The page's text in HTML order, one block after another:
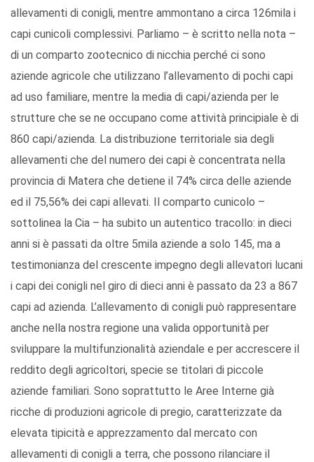
allevamenti di conigli, mentre ammontano a circa 126mila i
capi cunicoli complessivi. Parliamo – è scritto nella nota –
di un comparto zootecnico di nicchia perché ci sono
aziende agricole che utilizzano l’allevamento di pochi capi
ad uso familiare, mentre la media di capi/azienda per le
strutture che se ne occupano come attività principiale è di
860 capi/azienda. La distribuzione territoriale sia degli
allevamenti che del numero dei capi è concentrata nella
provincia di Matera che detiene il 74% circa delle aziende
ed il 75,56% dei capi allevati. Il comparto cunicolo –
sottolinea la Cia – ha subito un autentico tracollo: in dieci
anni si è passati da oltre 5mila aziende a solo 145, ma a
testimonianza del crescente impegno degli allevatori lucani
i capi dei conigli nel giro di dieci anni è passato da 23 a 867
capi ad azienda. L’allevamento di conigli può rappresentare
anche nella nostra regione una valida opportunità per
sviluppare la multifunzionalità aziendale e per accrescere il
reddito degli agricoltori, specie se titolari di piccole
aziende familiari. Sono soprattutto le Aree Interne già
ricche di produzioni agricole di pregio, caratterizzate da
elevata tipicità e apprezzamento dal mercato con
allevamenti di conigli a terra, che possono rilanciare il